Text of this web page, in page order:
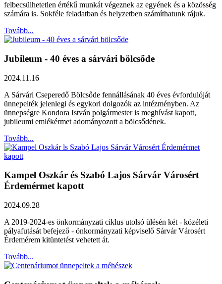
felbecsülhetetlen értékű munkát végeznek az egyének és a közösség
számára is. Sokféle feladatban és helyzetben számíthatunk rájuk.
Tovább...
Jubileum - 40 éves a sárvári bölcsőde
2024.11.16
A Sárvári Cseperedő Bölcsőde fennállásának 40 éves évfordulóját
ünnepelték jelenlegi és egykori dolgozók az intézményben. Az
ünnepségre Kondora István polgármester is meghívást kapott,
jubileumi emlékérmet adományozott a bölcsődének.
Tovább...
Kampel Oszkár és Szabó Lajos Sárvár Városért
Érdemérmet kapott
2024.09.28
A 2019-2024-es önkormányzati ciklus utolsó ülésén két - közéleti
pályafutását befejező - önkormányzati képviselő Sárvár Városért
Érdemérem kitüntetést vehetett át.
Tovább...